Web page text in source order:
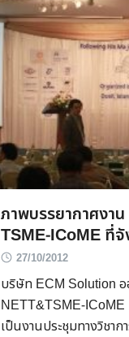
ภาพบรรยากาศงา
TSME-ICoME ที่จั
27/10/2012
บริษัท ECM Solution
NETT&TSME-ICoME
เป็นงานประชุมทางวิชาก